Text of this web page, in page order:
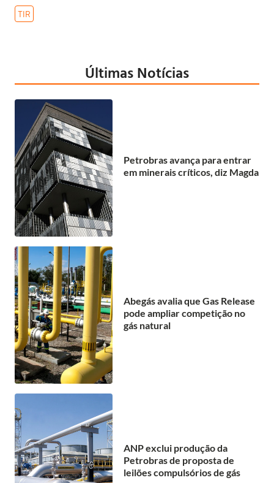
TIR
Últimas Notícias
Petrobras avança para entrar
em minerais críticos, diz Magda
Abegás avalia que Gas Release
pode ampliar competição no
gás natural
ANP exclui produção da
Petrobras de proposta de
leilões compulsórios de gás